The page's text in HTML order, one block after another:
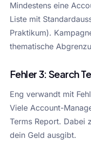
Mindestens eine
Liste mit
Praktikum).
thematische
Fehler 3: Search
Eng verwandt mit
Viele Account-
Terms Report. Dabei
dein Geld ausgibt.